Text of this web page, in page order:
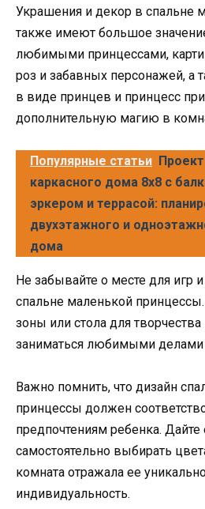
Украшения и декор в спальне
также имеют большое
любимыми принцессами,
роз и забавных персонажей, а
в виде принцев и принцесс
дополнительную магию в
Популярные статьи Проект
каркасного дома 8х8 с
эркером и террасой:
двухэтажного и
дома
Не забывайте о месте для игр
спальне маленькой
зоны или стола для
заниматься любимыми делами
Важно помнить, что дизайн
принцессы должен
предпочтениям ребенка.
самостоятельно выбирать
комната отражала ее
индивидуальность.